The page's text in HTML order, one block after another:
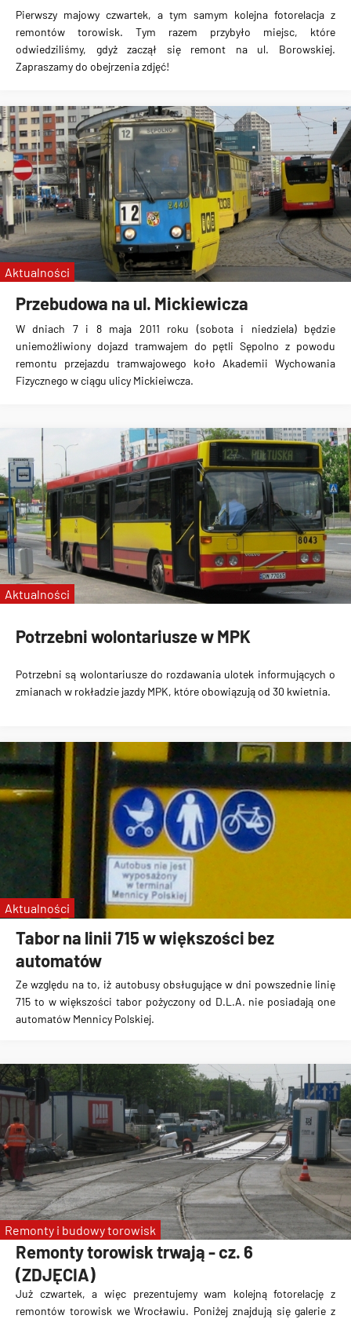
Pierwszy majowy czwartek, a tym samym kolejna fotorelacja z
remontów torowisk. Tym razem przybyło miejsc, które
odwiedziliśmy, gdyż zaczął się remont na ul. Borowskiej.
Zapraszamy do obejrzenia zdjęć!
Przebudowa na ul. Mickiewicza
W dniach 7 i 8 maja 2011 roku (sobota i niedziela) będzie
uniemożliwiony dojazd tramwajem do pętli Sępolno z powodu
remontu przejazdu tramwajowego koło Akademii Wychowania
Fizycznego w ciągu ulicy Mickieiwcza.
Aktualności
Potrzebni wolontariusze w MPK
Potrzebni są wolontariusze do rozdawania ulotek informujących o
zmianach w rokładzie jazdy MPK, które obowiązują od 30 kwietnia.
Aktualności
Tabor na linii 715 w większości bez
automatów
Ze względu na to, iż autobusy obsługujące w dni powszednie linię
715 to w większości tabor pożyczony od D.L.A. nie posiadają one
automatów Mennicy Polskiej.
Aktualności
Remonty torowisk trwają - cz. 6
(ZDJĘCIA)
Już czwartek, a więc prezentujemy wam kolejną fotorelację z
remontów torowisk we Wrocławiu. Poniżej znajdują się galerie z
Remonty i budowy torowisk